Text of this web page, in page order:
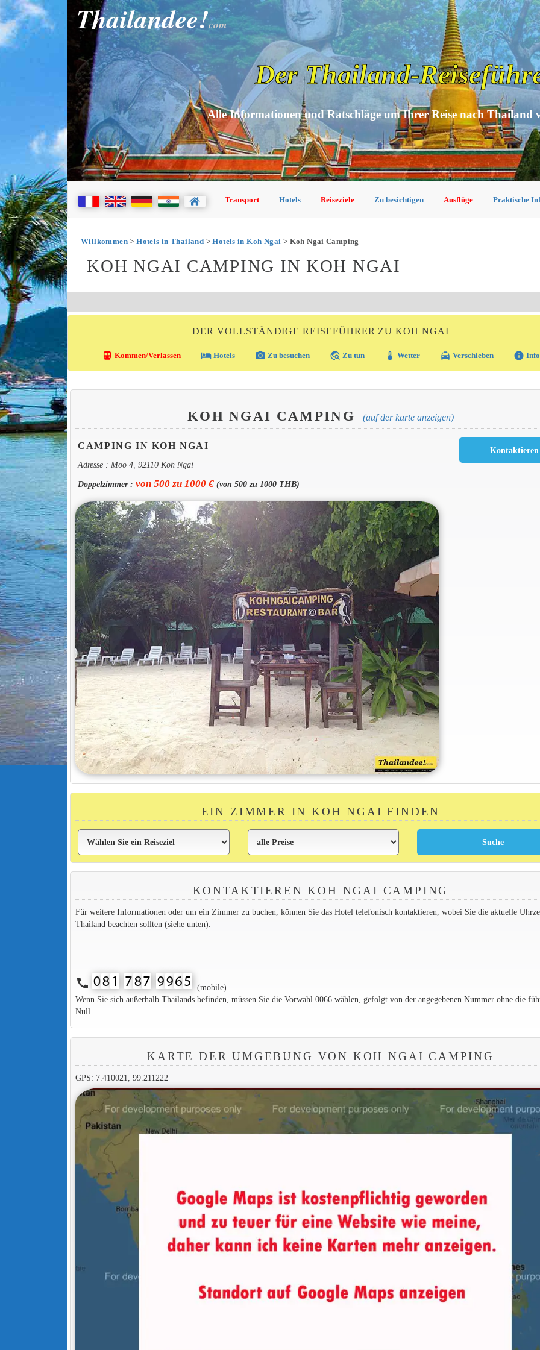
Thailandee!com
Der Thailand-
Alle Informationen und Ratschläge um Ihrer Reise nach Thailand
Transport Hotels Reiseziele Zu besichtigen Ausflüge Praktische
Willkommen>Hotels in Thailand >Hotels in Koh Ngai > Koh Ngai Camping
KOH NGAI CAMPING IN KOH NGAI
DER VOLLSTÄNDIGE REISEFÜHRER ZU KOH NGAI
directions_transit Kommen/Verlassen local_hotelHotels photo_camera Zu besuchen travel_explore Zu tun thermostat Wetter local_taxi Verschieben info Info
KOH NGAI CAMPING (auf der karte anzeigen)
CAMPING IN KOH NGAI
Adresse : Moo 4, 92110 Koh Ngai
Doppelzimmer : von 500 zu 1000 €(von 500 zu 1000 THB)
EIN ZIMMER IN KOH NGAI FINDEN
KONTAKTIEREN KOH NGAI CAMPING
Für weitere Informationen oder um ein Zimmer zu buchen, können Sie das Hotel telefonisch kontaktieren, wobei Sie die aktuelle
Thailand beachten sollten (siehe unten).
call
(mobile)
Wenn Sie sich außerhalb Thailands befinden, müssen Sie die Vorwahl 0066 wählen, gefolgt von der angegebenen Nummer ohne die
Null.
KARTE DER UMGEBUNG VON KOH NGAI CAMPING
GPS: 7.410021, 99.211222